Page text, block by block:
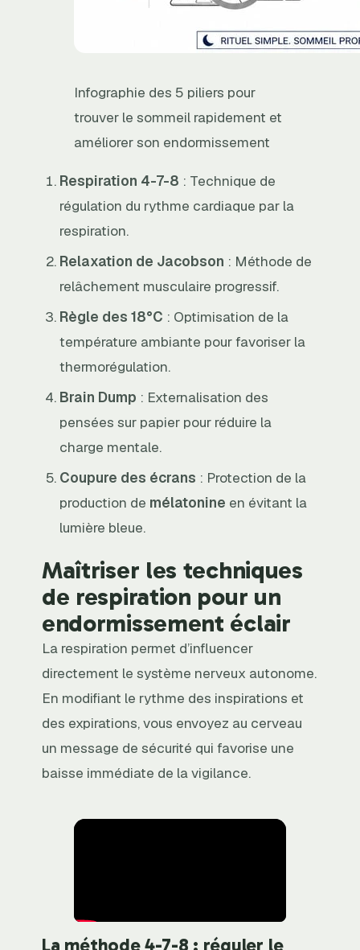
Infographie des 5 piliers pour
trouver le sommeil rapidement et
améliorer son endormissement
Respiration 4-7-8 : Technique de
régulation du rythme cardiaque par la
respiration.
Relaxation de Jacobson : Méthode de
relâchement musculaire progressif.
Règle des 18°C : Optimisation de la
température ambiante pour favoriser la
thermorégulation.
Brain Dump : Externalisation des
pensées sur papier pour réduire la
charge mentale.
Coupure des écrans : Protection de la
production de mélatonine en évitant la
lumière bleue.
Maîtriser les techniques
de respiration pour un
endormissement éclair
La respiration permet d’influencer
directement le système nerveux autonome.
En modifiant le rythme des inspirations et
des expirations, vous envoyez au cerveau
un message de sécurité qui favorise une
baisse immédiate de la vigilance.
La méthode 4-7-8 : réguler le